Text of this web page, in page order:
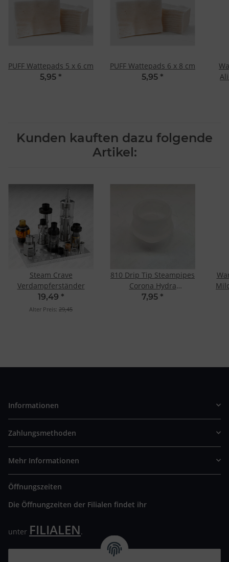
PUFF Wattepads 5 x 6 cm
5,95 *
PUFF Wattepads 6 x 8 cm
5,95 *
Kunden kauften dazu folgende
Artikel:
Steam Crave
Verdampferständer
19,49 *
Alter Preis: 29,45
810 Drip Tip Steampipes
Corona Hydra
Polycarbonat
7,95 *
Informationen
Zahlungsmethoden
Mehr Informationen
Öffnungszeiten
Die Öffnungzeiten der Filialen findet ihr
unter FILIALEN.
Wir freuen uns auf Euren Besuch. Bitte beachtet die